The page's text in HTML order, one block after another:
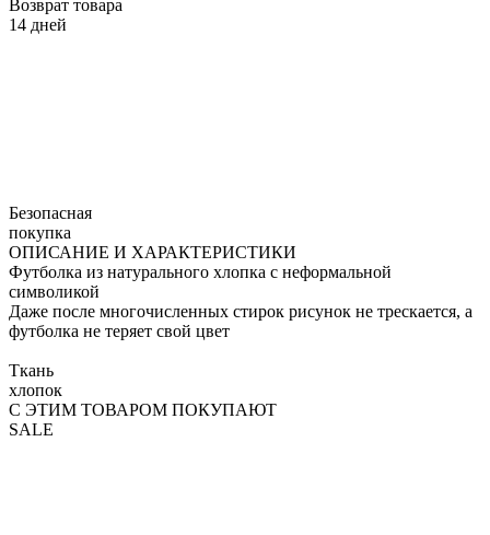
Возврат товара
14 дней
Безопасная
покупка
ОПИСАНИЕ И ХАРАКТЕРИСТИКИ
Футболка из натурального хлопка с неформальной
символикой
Даже после многочисленных стирок рисунок не трескается, а
футболка не теряет свой цвет
Ткань
хлопок
С ЭТИМ ТОВАРОМ ПОКУПАЮТ
SALE